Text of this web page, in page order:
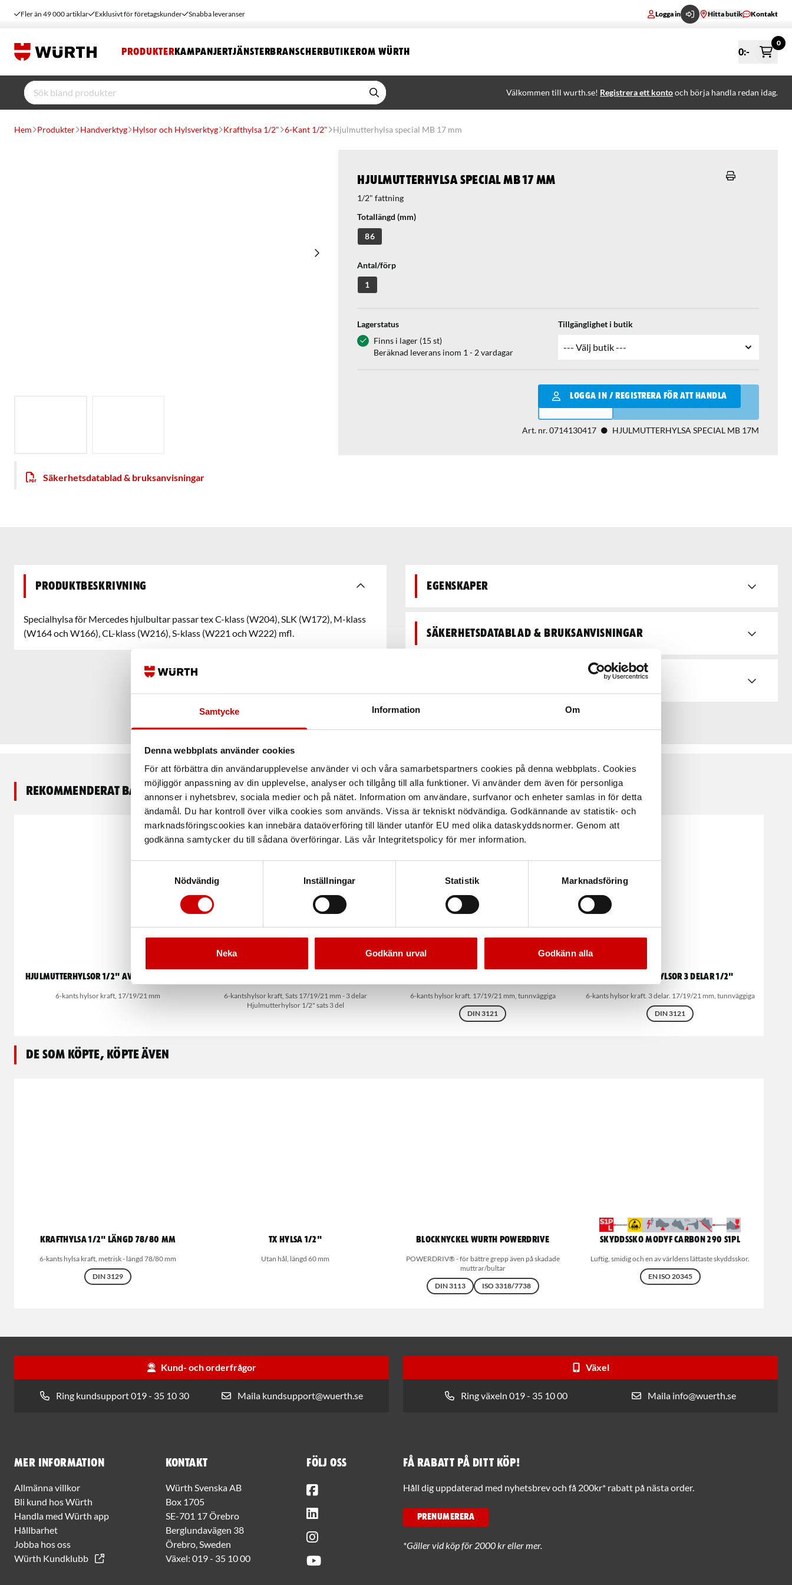
Samtycke Information Om
Denna webbplats använder cookies
För att förbättra din användarupplevelse använder vi och våra samarbetspartners cookies på denna webbplats. Cookies
möjliggör anpassning av din upplevelse, analyser och tillgång till alla funktioner. Vi använder dem även för personliga
annonser i nyhetsbrev, sociala medier och på nätet. Information om användare, surfvanor och enheter samlas in för detta
ändamål. Du har kontroll över vilka cookies som används. Vissa är tekniskt nödvändiga. Godkännande av statistik- och
marknadsföringscookies kan innebära dataöverföring till länder utanför EU med olika dataskyddsnormer. Genom att
godkänna samtycker du till sådana överföringar. Läs vår Integritetspolicy för mer information.
Nödvändig
Inställningar Statistik Marknadsföring
Neka Godkänn urval Godkänn alla
Fler än 49 000 artiklar Exklusivt för företagskunder Snabba leveranser Logga in Hitta butik Kontakt
PRODUKTER KAMPANJERTJÄNSTERBRANSCHERBUTIKEROM WÜRTH 0:-
0
Välkommen till wurth.se! Registrera ett kontooch börja handla redan idag.
Hem Produkter Handverktyg Hylsor och Hylsverktyg Krafthylsa 1/2" 6-Kant 1/2" Hjulmutterhylsa special MB 17 mm
Hjulmutterhylsa special MB 17 mm
1/2" fattning
Totallängd (mm)
86
Antal/förp
1
Lagerstatus
Finns i lager (15 st)
Beräknad leverans inom 1 - 2 vardagar
Tillgänglighet i butik
LOGGA IN / REGISTRERA FÖR ATT HANDLA
Qantity
LÄGG I VARUKORGEN
Art. nr.0714130417 HJULMUTTERHYLSA SPECIAL MB 17M
Säkerhetsdatablad & bruksanvisningar
Produktbeskrivning
Specialhylsa för Mercedes hjulbultar passar tex C-klass (W204), SLK (W172), M-klass
(W164 och W166), CL-klass (W216), S-klass (W221 och W222) mfl.
Egenskaper
Säkerhetsdatablad & bruksanvisningar
Rekommenderat baserat på vald produkt
Hjulmutterhylsor 1/2" avtagbart hölje
6-kants hylsor kraft, 17/19/21 mm
6-kantshylsor kraft, Sats 17/19/21 mm - 3 delar
Hjulmutterhylsor 1/2" sats 3 del
6-kants hylsor kraft. 17/19/21 mm, tunnväggiga
DIN 3121
Hjulmutterhylsor 3 delar 1/2"
6-kants hylsor kraft. 3 delar. 17/19/21 mm, tunnväggiga
DIN 3121
De som köpte, köpte även
Krafthylsa 1/2" längd 78/80 mm
6-kants hylsa kraft, metrisk - längd 78/80 mm
DIN 3129
TX Hylsa 1/2"
Utan hål, längd 60 mm
Blocknyckel Wurth Powerdrive
POWERDRIV® - för bättre grepp även på skadade
muttrar/bultar
DIN 3113
ISO 3318/7738
Skyddssko MODYF Carbon 290 S1PL
Luftig, smidig och en av världens lättaste skyddsskor.
EN ISO 20345
Kund- och orderfrågor
Ring kundsupport 019 - 35 10 30 Maila kundsupport@wuerth.se
Växel
Ring växeln 019 - 35 10 00 Maila info@wuerth.se
Mer information
Allmänna villkor
Bli kund hos Würth
Handla med Würth app
Hållbarhet
Jobba hos oss
Würth Kundklubb
Kontakt
Würth Svenska AB
Box 1705
SE-701 17 Örebro
Berglundavägen 38
Örebro, Sweden
Växel: 019 - 35 10 00
Följ oss Få rabatt på ditt köp!
Håll dig uppdaterad med nyhetsbrev och få 200kr* rabatt på nästa order.
PRENUMERERA
*Gäller vid köp för 2000 kr eller mer.